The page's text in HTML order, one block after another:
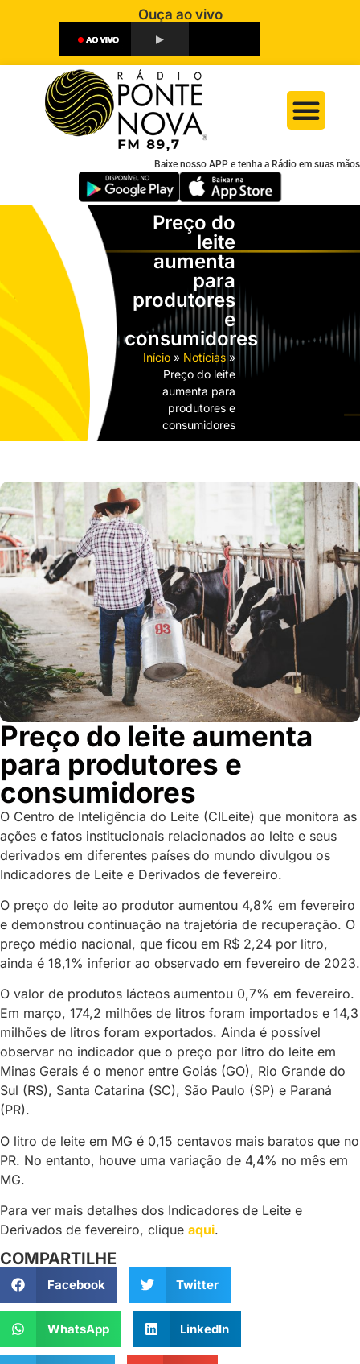
Ouça ao vivo
Baixe nosso APP e tenha a Rádio em suas mãos
Preço do
leite
aumenta
para
produtores
e
consumidores
Início » Notícias »
Preço do leite
aumenta para
produtores e
consumidores
Preço do leite aumenta
para produtores e
consumidores
O Centro de Inteligência do Leite (CILeite) que monitora as
ações e fatos institucionais relacionados ao leite e seus
derivados em diferentes países do mundo divulgou os
Indicadores de Leite e Derivados de fevereiro.
O preço do leite ao produtor aumentou 4,8% em fevereiro
e demonstrou continuação na trajetória de recuperação. O
preço médio nacional, que ficou em R$ 2,24 por litro,
ainda é 18,1% inferior ao observado em fevereiro de 2023.
O valor de produtos lácteos aumentou 0,7% em fevereiro.
Em março, 174,2 milhões de litros foram importados e 14,3
milhões de litros foram exportados. Ainda é possível
observar no indicador que o preço por litro do leite em
Minas Gerais é o menor entre Goiás (GO), Rio Grande do
Sul (RS), Santa Catarina (SC), São Paulo (SP) e Paraná
(PR).
O litro de leite em MG é 0,15 centavos mais baratos que no
PR. No entanto, houve uma variação de 4,4% no mês em
MG.
Para ver mais detalhes dos Indicadores de Leite e
Derivados de fevereiro, clique aqui.
COMPARTILHE
Facebook Twitter
WhatsApp LinkedIn